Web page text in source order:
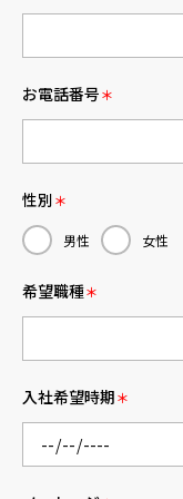
お電話番号＊
性別＊
男性 女性
希望職種＊
入社希望時期＊